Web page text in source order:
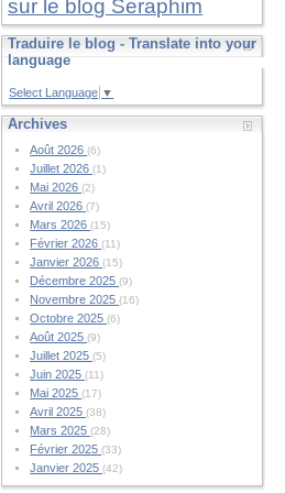
sur le blog Seraphim
Traduire le blog - Translate into your
language
Select Language ▼
Archives
Août 2026(6)
Juillet 2026(1)
Mai 2026(2)
Avril 2026(7)
Mars 2026(15)
Février 2026(11)
Janvier 2026(15)
Décembre 2025(9)
Novembre 2025(16)
Octobre 2025(6)
Août 2025(9)
Juillet 2025(5)
Juin 2025(11)
Mai 2025(17)
Avril 2025(38)
Mars 2025(28)
Février 2025(33)
Janvier 2025(42)